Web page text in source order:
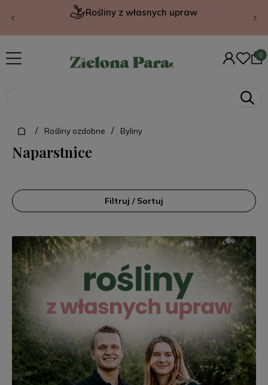
Rośliny z własnych upraw
/ Rośliny ozdobne / Byliny
Naparstnice
Filtruj / Sortuj